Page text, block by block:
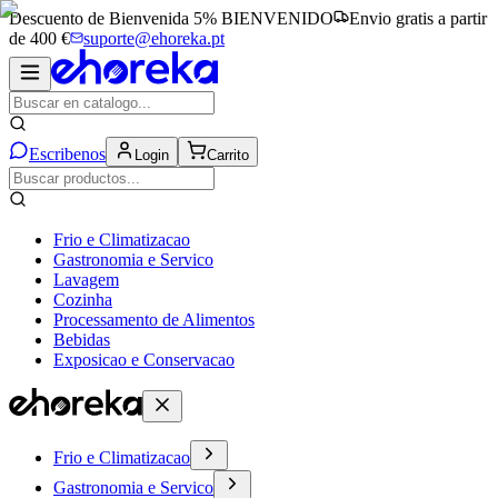
Descuento de Bienvenida 5% BIENVENIDO
Envio gratis a partir
de 400 €
suporte@ehoreka.pt
Escribenos Login Carrito
Frio e Climatizacao
Gastronomia e Servico
Lavagem
Cozinha
Processamento de Alimentos
Bebidas
Exposicao e Conservacao
Frio e Climatizacao
Gastronomia e Servico